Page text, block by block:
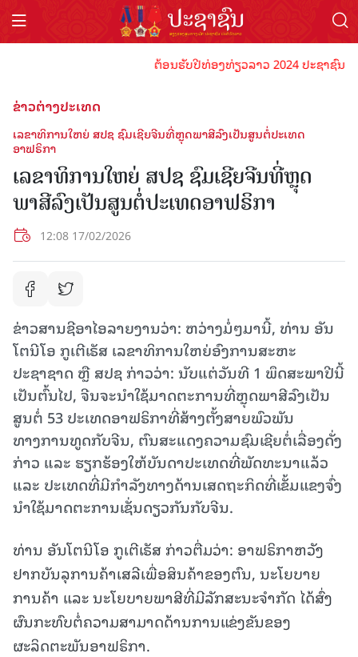
ຕ້ອນຮັບປີທ່ອງທ່ຽວລາວ 2024 ປະຊາຊົນ
ຂ່າວຕ່າງປະເທດ
ເລຂາທິການໃຫຍ່ ສປຊ ຊົມເຊີຍຈີນທີ່ຫຼຸດພາສີລົງເປັນສູນຕໍ່ປະເທດ
ອາຟຣິກາ
ເລຂາທິການໃຫຍ່ ສປຊ ຊົມເຊີຍຈີນທີ່ຫຼຸດ
ພາສີລົງເປັນສູນຕໍ່ປະເທດອາຟຣິກາ
12:08 17/02/2026
ຂ່າວສານຊີອາໄອລາຍງານວ່າ: ຫວ່າງມໍ່ໆມານີ້, ທ່ານ ອັນ
ໂຕນີໂອ ກູເຕີເຣັສ ເລຂາທິການໃຫຍ່ອົງການສະຫະ
ປະຊາຊາດ ຫຼື ສປຊ ກ່າວວ່າ: ນັບແຕ່ວັນທີ 1 ພຶດສະພາປີນີ້
ເປັນຕົ້ນໄປ, ຈີນຈະນຳໃຊ້ມາດຕະການທີ່ຫຼຸດພາສີລົງເປັນ
ສູນຕໍ່ 53 ປະເທດອາຟຣິກາທີ່ສ້າງຕັ້ງສາຍພົວພັນ
ທາງການທູດກັບຈີນ, ຕົນສະແດງຄວາມຊົມເຊີຍຕໍ່ເລື່ອງດັ່ງ
ກ່າວ ແລະ ຮຽກຮ້ອງໃຫ້ບັນດາປະເທດທີ່ພັດທະນາແລ້ວ
ແລະ ປະເທດທີ່ມີກຳລັງທາງດ້ານເສດຖະກິດທີ່ເຂັ້ມແຂງຈົ່ງ
ນຳໃຊ້ມາດຕະການເຊັ່ນດຽວກັນກັບຈີນ.
ທ່ານ ອັນໂຕນີໂອ ກູເຕີເຣັສ ກ່າວຕື່ມວ່າ: ອາຟຣິກາຫວັງ
ຢາກບັນລຸການຄ້າເສລີເພື່ອສິນຄ້າຂອງຕົນ, ນະໂຍບາຍ
ການຄ້າ ແລະ ນະໂຍບາຍພາສີທີ່ມີລັກສະນະຈຳກັດ ໄດ້ສົ່ງ
ຜົນກະທົບຕໍ່ຄວາມສາມາດດ້ານການແຂ່ງຂັນຂອງ
ຜະລິດຕະພັນອາຟຣິກາ.